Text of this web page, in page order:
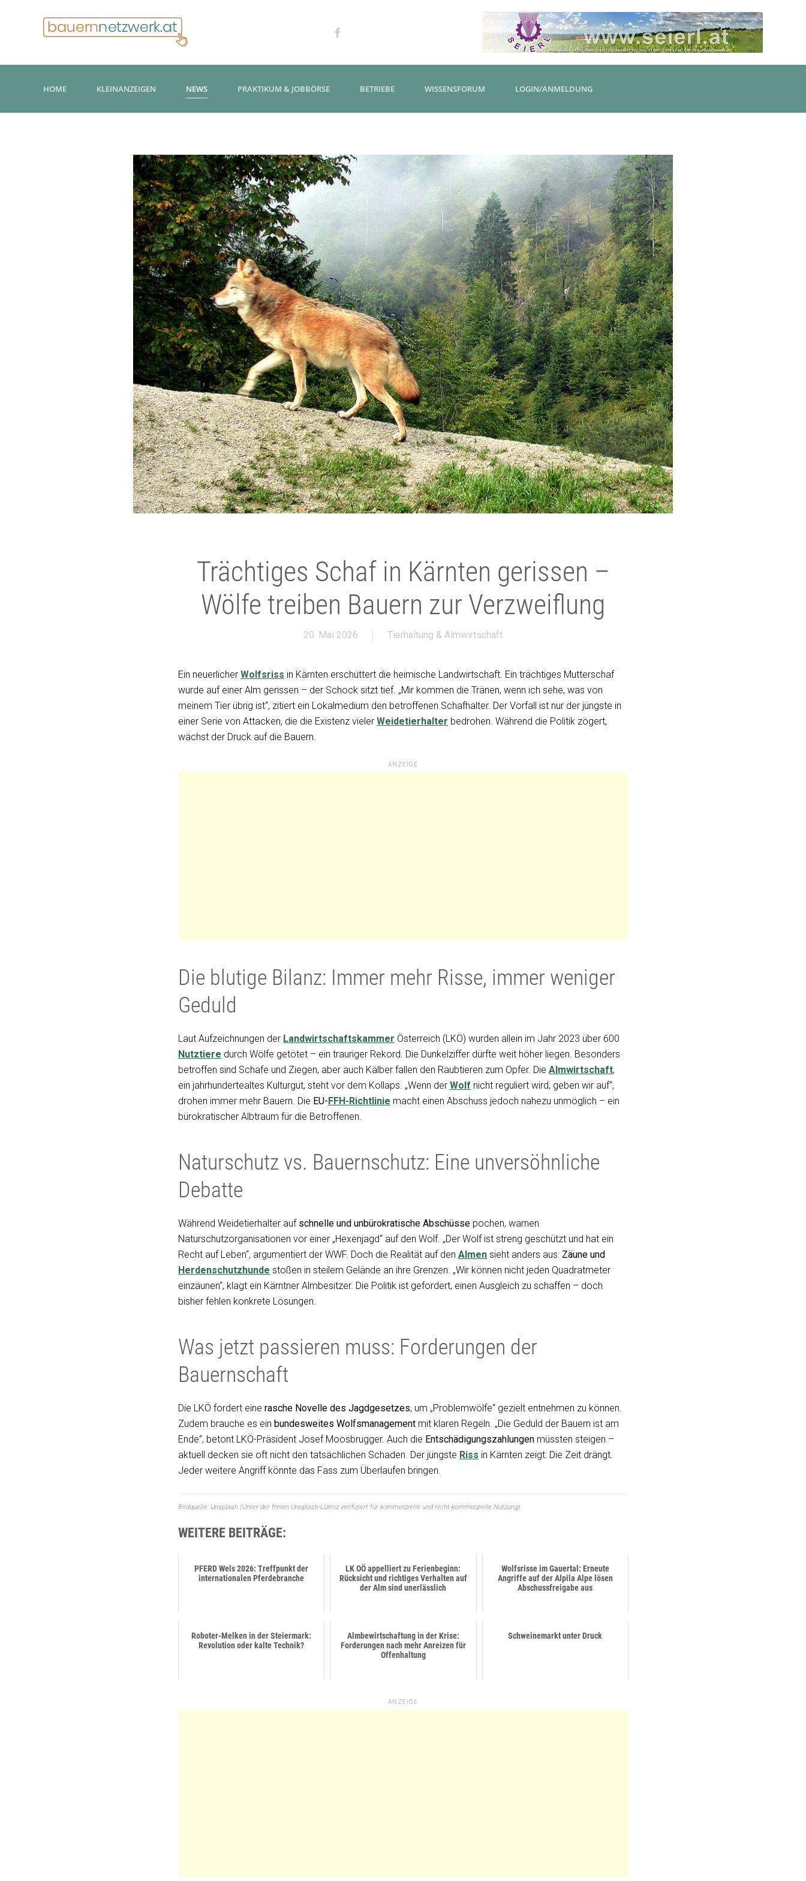
HOME KLEINANZEIGEN NEWS PRAKTIKUM & JOBBÖRSE BETRIEBE WISSENSFORUM LOGIN/ANMELDUNG
Trächtiges Schaf in Kärnten gerissen –
Wölfe treiben Bauern zur Verzweiflung
20. Mai 2026 Tierhaltung & Almwirtschaft
Ein neuerlicher Wolfsriss in Kärnten erschüttert die heimische Landwirtschaft. Ein trächtiges Mutterschaf
wurde auf einer Alm gerissen – der Schock sitzt tief. „Mir kommen die Tränen, wenn ich sehe, was von
meinem Tier übrig ist“, zitiert ein Lokalmedium den betroffenen Schafhalter. Der Vorfall ist nur der jüngste in
einer Serie von Attacken, die die Existenz vieler Weidetierhalter bedrohen. Während die Politik zögert,
wächst der Druck auf die Bauern.
ANZEIGE
Die blutige Bilanz: Immer mehr Risse, immer weniger
Geduld
Laut Aufzeichnungen der Landwirtschaftskammer Österreich (LKÖ) wurden allein im Jahr 2023 über 600
Nutztiere durch Wölfe getötet – ein trauriger Rekord. Die Dunkelziffer dürfte weit höher liegen. Besonders
betroffen sind Schafe und Ziegen, aber auch Kälber fallen den Raubtieren zum Opfer. Die Almwirtschaft,
ein jahrhundertealtes Kulturgut, steht vor dem Kollaps. „Wenn der Wolf nicht reguliert wird, geben wir auf“,
drohen immer mehr Bauern. Die EU-FFH-Richtlinie macht einen Abschuss jedoch nahezu unmöglich – ein
bürokratischer Albtraum für die Betroffenen.
Naturschutz vs. Bauernschutz: Eine unversöhnliche
Debatte
Während Weidetierhalter auf schnelle und unbürokratische Abschüsse pochen, warnen
Naturschutzorganisationen vor einer „Hexenjagd“ auf den Wolf. „Der Wolf ist streng geschützt und hat ein
Recht auf Leben“, argumentiert der WWF. Doch die Realität auf den Almen sieht anders aus: Zäune und
Herdenschutzhunde stoßen in steilem Gelände an ihre Grenzen. „Wir können nicht jeden Quadratmeter
einzäunen“, klagt ein Kärntner Almbesitzer. Die Politik ist gefordert, einen Ausgleich zu schaffen – doch
bisher fehlen konkrete Lösungen.
Was jetzt passieren muss: Forderungen der
Bauernschaft
Die LKÖ fordert eine rasche Novelle des Jagdgesetzes, um „Problemwölfe“ gezielt entnehmen zu können.
Zudem brauche es ein bundesweites Wolfsmanagement mit klaren Regeln. „Die Geduld der Bauern ist am
Ende“, betont LKÖ-Präsident Josef Moosbrugger. Auch die Entschädigungszahlungen müssten steigen –
aktuell decken sie oft nicht den tatsächlichen Schaden. Der jüngste Riss in Kärnten zeigt: Die Zeit drängt.
Jeder weitere Angriff könnte das Fass zum Überlaufen bringen.
Bildquelle: Unsplash (Unter der freien Unsplash-Lizenz verifiziert für kommerzielle und nicht-kommerzielle Nutzung)
WEITERE BEITRÄGE:
PFERD Wels 2026: Treffpunkt der
internationalen Pferdebranche
LK OÖ appelliert zu Ferienbeginn:
Rücksicht und richtiges Verhalten auf
der Alm sind unerlässlich
Wolfsrisse im Gauertal: Erneute
Angriffe auf der Alpila Alpe lösen
Abschussfreigabe aus
Roboter-Melken in der Steiermark:
Revolution oder kalte Technik?
Almbewirtschaftung in der Krise:
Forderungen nach mehr Anreizen für
Offenhaltung
Schweinemarkt unter Druck
ANZEIGE